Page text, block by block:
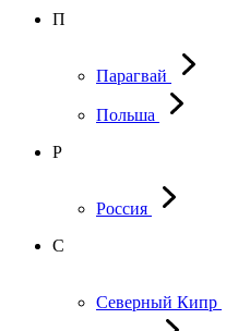
П
Парагвай
Польша
Р
Россия
С
Северный Кипр